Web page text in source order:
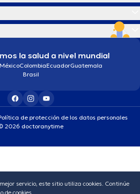
la salud a nivel mundial
MéxicoColombiaEcuadorGuatemala
Brasil
de protección de los datos personales
2026 doctoranytime
servicio, este sitio utiliza cookies. Continúe
de cookies.